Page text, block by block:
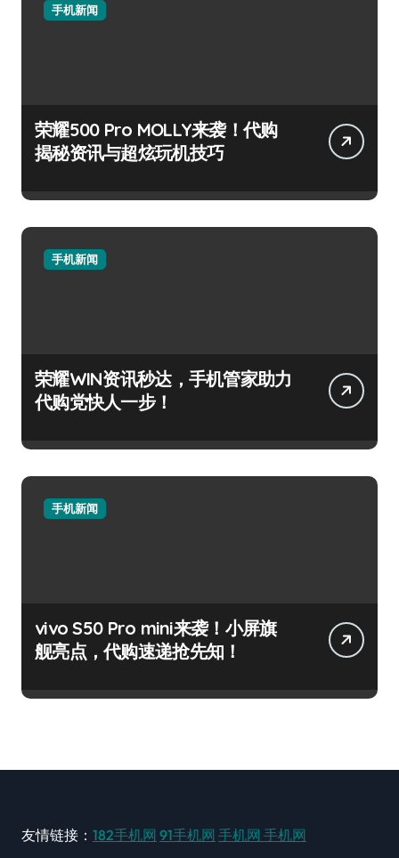
手机新闻
荣耀500 Pro MOLLY来袭！代购
揭秘资讯与超炫玩机技巧
手机新闻
荣耀WIN资讯秒达，手机管家助力
代购党快人一步！
手机新闻
vivo S50 Pro mini来袭！小屏旗
舰亮点，代购速递抢先知！
友情链接： 182手机网 91手机网 手机网 手机网